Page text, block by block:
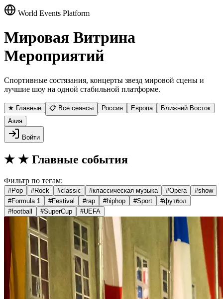
World Events Platform
Мировая Витрина
Мероприятий
Спортивные состязания, концерты звезд мировой сцены и
лучшие шоу на одной стабильной платформе.
★ Главные 📋 Все сеансы Россия Европа
Ближний Восток
Азия
Войти
★ ★ Главные события
Фильтр по тегам:
#Pop #Rock #classic #классическая музыка #Opera #show
#Formula 1 #Festival #rap #hiphop #Sport #футбол
#football #SuperCup #UEFA